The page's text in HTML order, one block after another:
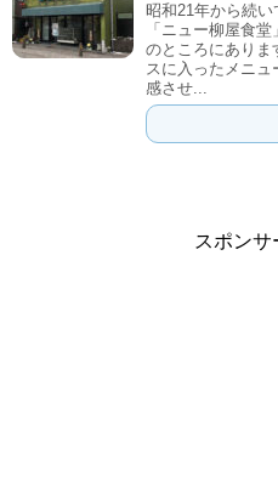
昭和21年から続
「ニュー柳屋食
のところにありま
スに入ったメニュ
感させ...
スポンサ